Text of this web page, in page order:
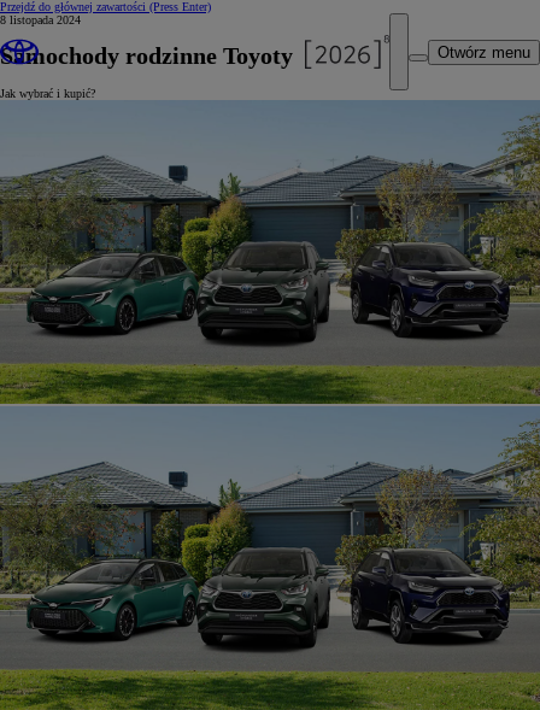
Przejdź do głównej zawartości (Press Enter)
Otwórz menu
8 listopada 2024
Samochody rodzinne Toyoty
Jak wybrać i kupić?